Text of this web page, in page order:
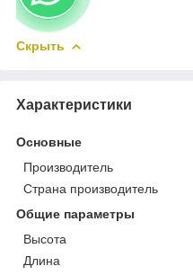
Скрыть
Характеристики
Основные
Производитель
Страна производитель
Общие параметры
Высота
Длина